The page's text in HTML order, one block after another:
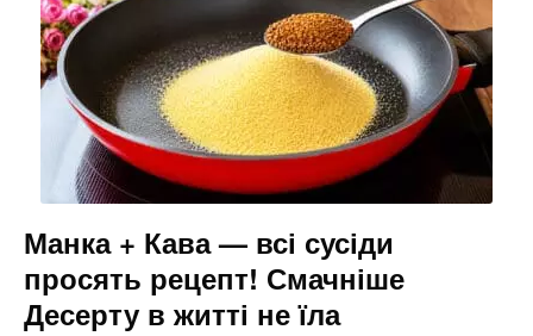
Манка + Кава — всі сусіди
просять рецепт! Смачніше
Десерту в житті не їла